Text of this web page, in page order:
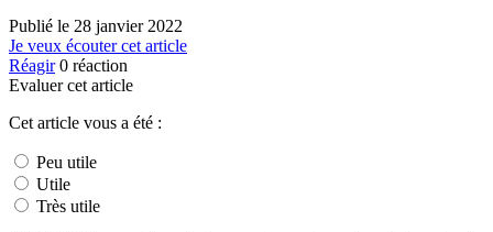
Publié le 28 janvier 2022
Je veux écouter cet article
Réagir 0 réaction
Evaluer cet article
Cet article vous a été :
Peu utile
Utile
Très utile